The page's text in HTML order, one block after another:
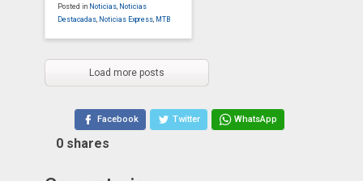
Posted in Noticias, Noticias
Destacadas, Noticias Express, MTB
Load more posts
Facebook Twitter WhatsApp
0 shares